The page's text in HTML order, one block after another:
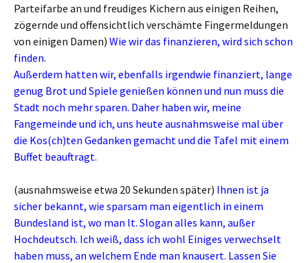
Parteifarbe an und freudiges Kichern aus einigen Reihen,
zögernde und offensichtlich verschämte Fingermeldungen
von einigen Damen) Wie wir das finanzieren, wird sich schon
finden.
Außerdem hatten wir, ebenfalls irgendwie finanziert, lange
genug Brot und Spiele genießen können und nun muss die
Stadt noch mehr sparen. Daher haben wir, meine
Fangemeinde und ich, uns heute ausnahmsweise mal über
die Kos(ch)ten Gedanken gemacht und die Tafel mit einem
Buffet beauftragt.
(ausnahmsweise etwa 20 Sekunden später) Ihnen ist ja
sicher bekannt, wie sparsam man eigentlich in einem
Bundesland ist, wo man lt. Slogan alles kann, außer
Hochdeutsch. Ich weiß, dass ich wohl Einiges verwechselt
haben muss, an welchem Ende man knausert. Lassen Sie